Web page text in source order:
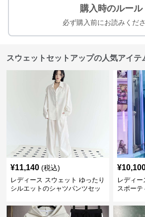
購入時のルール
必ず購入前にお読みくださ
スウェットセットアップの人気アイテ
¥11,140 (税込)
レディース スウェット ゆったり
シルエットのシャツパンツセッ
¥
レディ
スポーテ